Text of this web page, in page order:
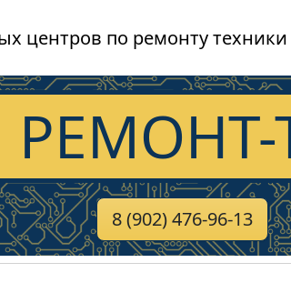
центров по ремонту
РЕМОНТ-
8 (902) 476-96-13